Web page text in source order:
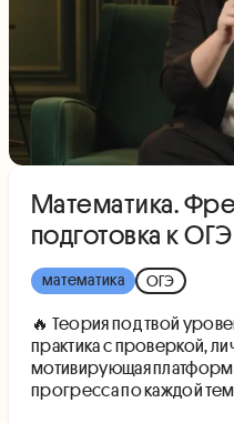
Математика.
подготовка к
математика ОГЭ
🔥 Теория под твой
практика с проверкой,
мотивирующая
прогресса по каждой